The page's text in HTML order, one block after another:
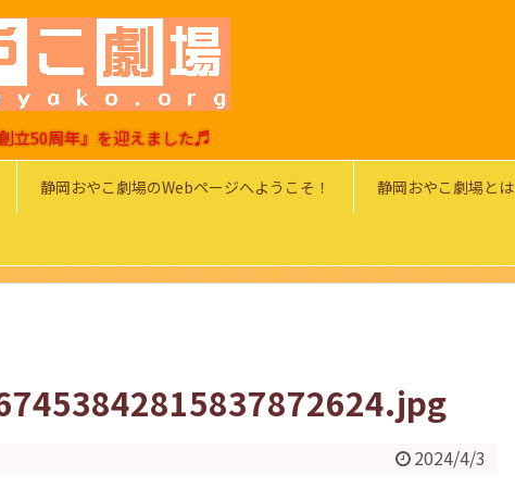
立50周年』を迎えました♬
静岡おやこ劇場のWebページへようこそ！ 静岡おやこ劇場とは
2024/4/3